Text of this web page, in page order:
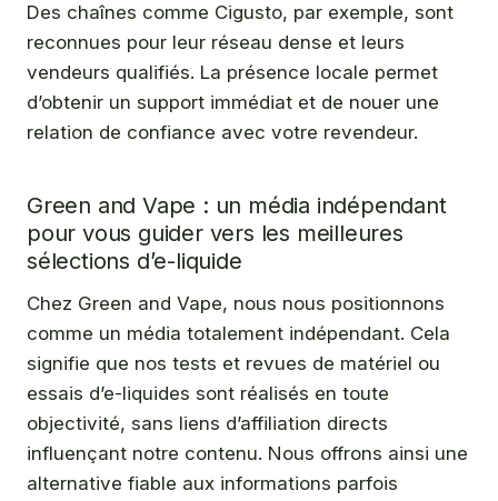
Des chaînes comme Cigusto, par exemple, sont
reconnues pour leur réseau dense et leurs
vendeurs qualifiés. La présence locale permet
d’obtenir un support immédiat et de nouer une
relation de confiance avec votre revendeur.
Green and Vape : un média indépendant
pour vous guider vers les meilleures
sélections d’e-liquide
Chez Green and Vape, nous nous positionnons
comme un média totalement indépendant. Cela
signifie que nos tests et revues de matériel ou
essais d’e-liquides sont réalisés en toute
objectivité, sans liens d’affiliation directs
influençant notre contenu. Nous offrons ainsi une
alternative fiable aux informations parfois